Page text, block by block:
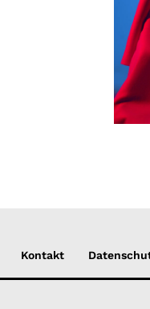
Kontakt